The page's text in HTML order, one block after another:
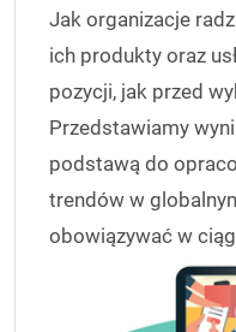
Jak organizacje
ich produkty oraz
pozycji, jak przed
Przedstawiamy
podstawą do
trendów w
obowiązywać w